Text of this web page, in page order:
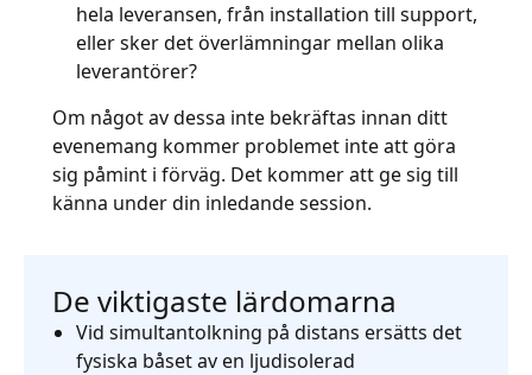
hela leveransen, från installation till support,
eller sker det överlämningar mellan olika
leverantörer?
Om något av dessa inte bekräftas innan ditt
evenemang kommer problemet inte att göra
sig påmint i förväg. Det kommer att ge sig till
känna under din inledande session.
De viktigaste lärdomarna
Vid simultantolkning på distans ersätts det
fysiska båset av en ljudisolerad